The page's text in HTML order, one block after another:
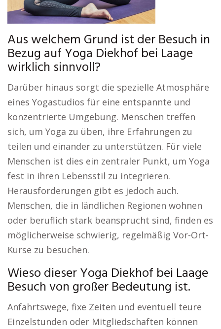
Aus welchem Grund ist der Besuch in
Bezug auf Yoga Diekhof bei Laage
wirklich sinnvoll?
Darüber hinaus sorgt die spezielle Atmosphäre
eines Yogastudios für eine entspannte und
konzentrierte Umgebung. Menschen treffen
sich, um Yoga zu üben, ihre Erfahrungen zu
teilen und einander zu unterstützen. Für viele
Menschen ist dies ein zentraler Punkt, um Yoga
fest in ihren Lebensstil zu integrieren.
Herausforderungen gibt es jedoch auch.
Menschen, die in ländlichen Regionen wohnen
oder beruflich stark beansprucht sind, finden es
möglicherweise schwierig, regelmäßig Vor-Ort-
Kurse zu besuchen.
Wieso dieser Yoga Diekhof bei Laage
Besuch von großer Bedeutung ist.
Anfahrtswege, fixe Zeiten und eventuell teure
Einzelstunden oder Mitgliedschaften können